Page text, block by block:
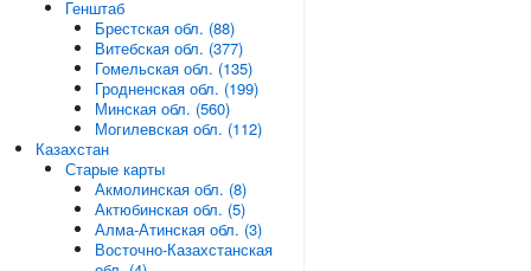
Генштаб
Брестская обл. (88)
Витебская обл. (377)
Гомельская обл. (135)
Гродненская обл. (199)
Минская обл. (560)
Могилевская обл. (112)
Казахстан
Старые карты
Акмолинская обл. (8)
Актюбинская обл. (5)
Алма-Атинская обл. (3)
Восточно-Казахстанская